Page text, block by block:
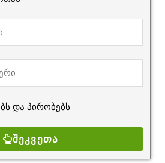
და პირობებს
ᲨᲔᲙᲕᲔᲗᲐ